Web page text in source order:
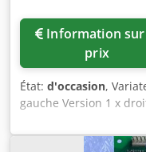
prix
État: d'occasion,
gauche Version 1 x
nécessaire 5,5 kW
0,5 x 0,5 x0,5 m 2